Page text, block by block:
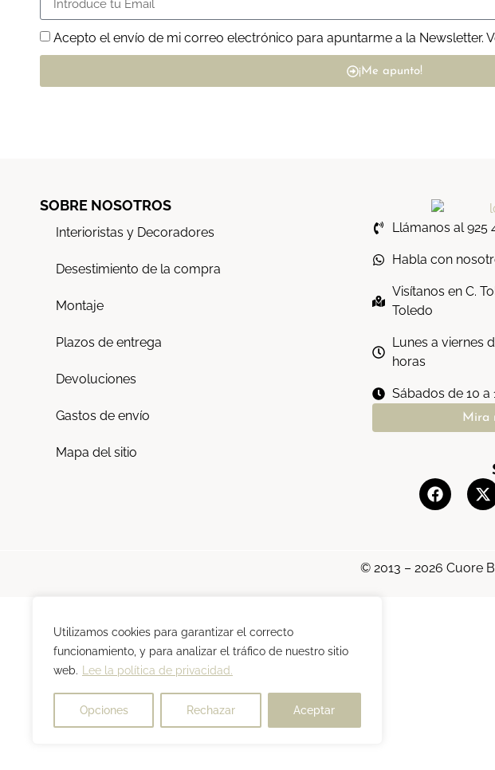
Utilizamos cookies para garantizar el correcto
funcionamiento, y para analizar el tráfico de nuestro sitio
web.
Lee la política de privacidad.
Opciones Rechazar Aceptar
Acepto el envío de mi correo electrónico para apuntarme a la Newsletter.
¡Me apunto!
SOBRE NOSOTROS
Interioristas y Decoradores
Desestimiento de la compra
Montaje
Plazos de entrega
Devoluciones
Gastos de envío
Mapa del sitio
Llámanos al 925
Habla con
Visítanos en C.
Toledo
Lunes a viernes
horas
Sábados de 10 a
Mira
© 2013 – 2026 Cuore